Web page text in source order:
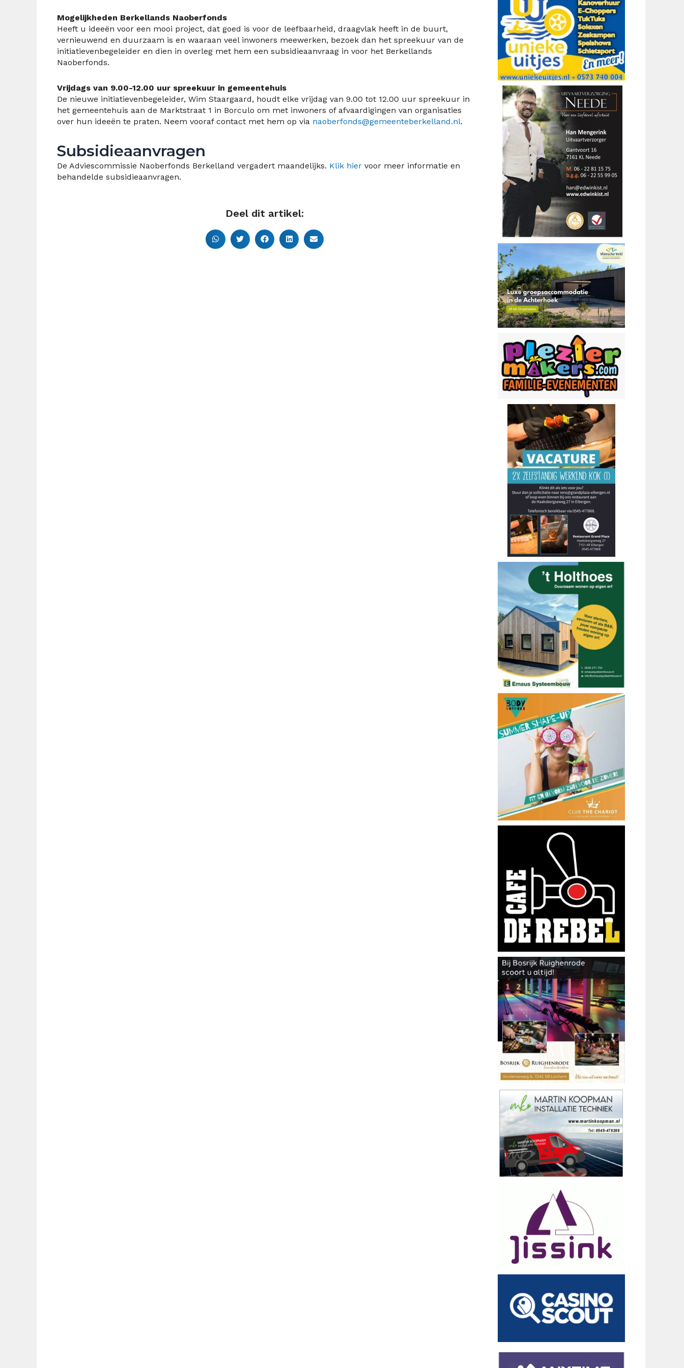
Mogelijkheden Berkellands Naoberfonds
Heeft u ideeën voor een mooi project, dat goed is voor de leefbaarheid, draagvlak heeft in de buurt,
vernieuwend en duurzaam is en waaraan veel inwoners meewerken, bezoek dan het spreekuur van de
initiatievenbegeleider en dien in overleg met hem een subsidieaanvraag in voor het Berkellands
Naoberfonds.
Vrijdags van 9.00-12.00 uur spreekuur in gemeentehuis
De nieuwe initiatievenbegeleider, Wim Staargaard, houdt elke vrijdag van 9.00 tot 12.00 uur spreekuur in
het gemeentehuis aan de Marktstraat 1 in Borculo om met inwoners of afvaardigingen van organisaties
over hun ideeën te praten. Neem vooraf contact met hem op via naoberfonds@gemeenteberkelland.nl.
Subsidieaanvragen
De Adviescommissie Naoberfonds Berkelland vergadert maandelijks. Klik hier voor meer informatie en
behandelde subsidieaanvragen.
Deel dit artikel: